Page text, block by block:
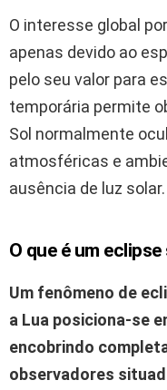
O interesse global
apenas devido ao
pelo seu valor para
temporária permite
Sol normalmente
atmosféricas e
ausência de luz solar.
O que é um
Um fenômeno de
a Lua posiciona-se
encobrindo
observadores